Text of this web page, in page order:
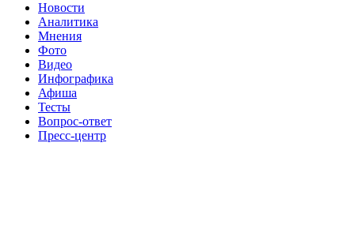
Новости
Аналитика
Мнения
Фото
Видео
Инфографика
Афиша
Тесты
Вопрос-ответ
Пресс-центр